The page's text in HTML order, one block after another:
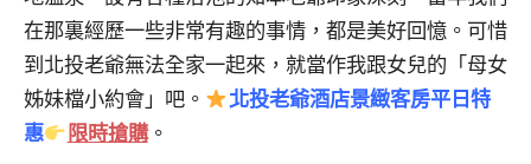
在那裏經歷一些非常有趣的事情，都是美好回憶。可惜
到北投老爺無法全家一起來，就當作我跟女兒的「母女
姊妹檔小約會」吧。
北投老爺酒店景緻客房平日特
惠
限時搶購。